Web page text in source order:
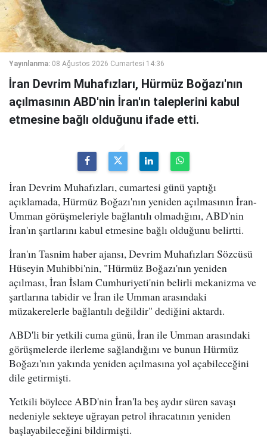
Yayınlanma: 08 Ağustos 2026 Cumartesi 14:36
İran Devrim Muhafızları, Hürmüz Boğazı'nın
açılmasının ABD'nin İran'ın taleplerini kabul
etmesine bağlı olduğunu ifade etti.
İran Devrim Muhafızları, cumartesi günü yaptığı
açıklamada, Hürmüz Boğazı'nın yeniden açılmasının İran-
Umman görüşmeleriyle bağlantılı olmadığını, ABD'nin
İran'ın şartlarını kabul etmesine bağlı olduğunu belirtti.
İran'ın Tasnim haber ajansı, Devrim Muhafızları Sözcüsü
Hüseyin Muhibbi'nin, "Hürmüz Boğazı'nın yeniden
açılması, İran İslam Cumhuriyeti'nin belirli mekanizma ve
şartlarına tabidir ve İran ile Umman arasındaki
müzakerelerle bağlantılı değildir" dediğini aktardı.
ABD'li bir yetkili cuma günü, İran ile Umman arasındaki
görüşmelerde ilerleme sağlandığını ve bunun Hürmüz
Boğazı'nın yakında yeniden açılmasına yol açabileceğini
dile getirmişti.
Yetkili böylece ABD'nin İran'la beş aydır süren savaşı
nedeniyle sekteye uğrayan petrol ihracatının yeniden
başlayabileceğini bildirmişti.